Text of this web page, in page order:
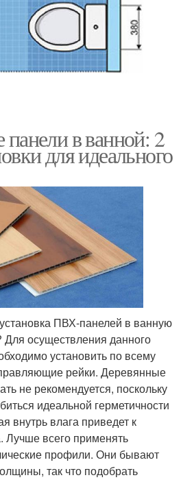
в ванной: 2
для идеального
ПВХ-панелей в ванную
осуществления данного
установить по всему
рейки. Деревянные
не рекомендуется, поскольку
идеальной герметичности
внутрь влага приведет к
Лучше всего применять
профили. Они бывают
так что подобрать